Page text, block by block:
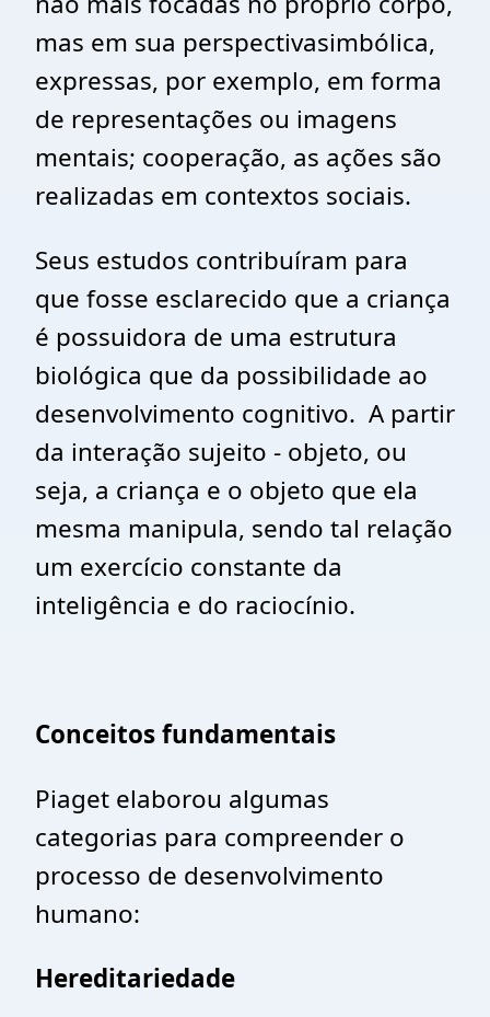
mas em sua perspectivasimbólica,
expressas, por exemplo, em forma
de representações ou imagens
mentais; cooperação, as ações são
realizadas em contextos sociais.
Seus estudos contribuíram para
que fosse esclarecido que a criança
é possuidora de uma estrutura
biológica que da possibilidade ao
desenvolvimento cognitivo. A partir
da interação sujeito - objeto, ou
seja, a criança e o objeto que ela
mesma manipula, sendo tal relação
um exercício constante da
inteligência e do raciocínio.
Conceitos fundamentais
Piaget elaborou algumas
categorias para compreender o
processo de desenvolvimento
humano:
Hereditariedade